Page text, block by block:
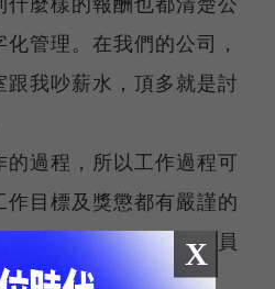
管理。在我們的公司，
跟我吵薪水，頂多就是討
過程，所以工作過程可
目標及獎懲都有嚴謹的
這樣才能要求、激勵員
X